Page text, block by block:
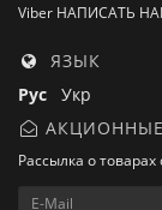
Viber НАПИСАТЬ
ЯЗЫК
Рус Укр
Рассылка о товарах